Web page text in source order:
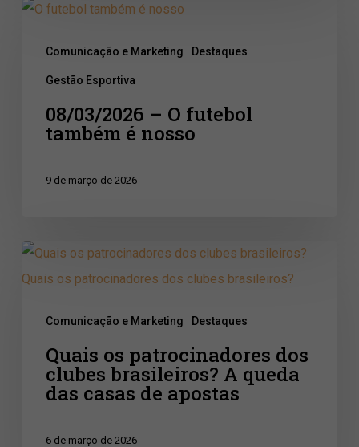
Comunicação e Marketing Destaques
Gestão Esportiva
08/03/2026
futebol
também08/03/2026 – O futebol
também é nosso
9 de março de 2026
Comunicação e Marketing Destaques
Quais
os
clubes
brasileiros?
Quais os patrocinadores dos
clubes brasileiros? A queda
das casas de apostas
6 de março de 2026